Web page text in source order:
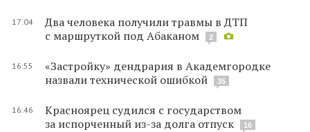
17:04
Два человека получили травмы в ДТП
с маршруткой под Абаканом
2
16:55
«Застройку» дендрария в Академгородке
назвали технической ошибкой
35
16:46
Красноярец судился с государством
за испорченный из-за долга отпуск
16